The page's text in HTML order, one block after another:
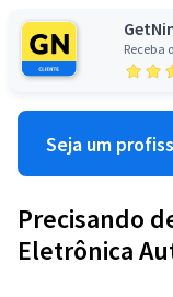
Receba
Seja um
Precisando
Eletrônica